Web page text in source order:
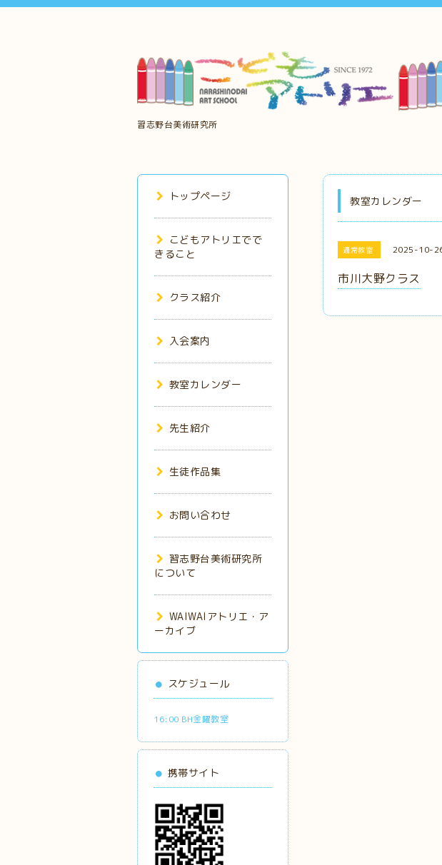
習志野台美術研究所
教室カレンダー
通常教室 2025-10-
市川大野クラス
トップページ
こどもアトリエでで
きること
クラス紹介
入会案内
教室カレンダー
先生紹介
生徒作品集
お問い合わせ
習志野台美術研究所
について
WAIWAIアトリエ・ア
ーカイブ
スケジュール
16:00 BH金曜教室
携帯サイト